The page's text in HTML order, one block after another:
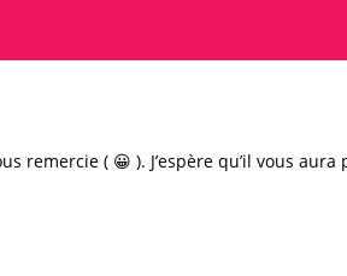
remercie ( 😀 ). J’espère qu’il vous